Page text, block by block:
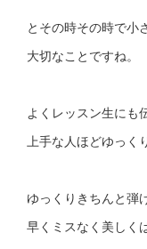
とその時その時で小
大切なことですね。
よくレッスン生にも
上手な人ほどゆっく
ゆっくりきちんと弾
早くミスなく美しく